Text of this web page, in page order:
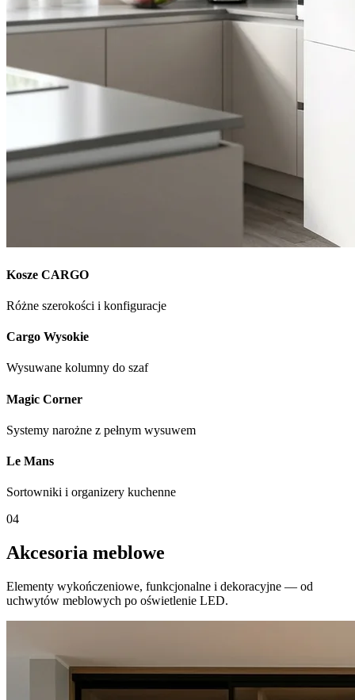
Kosze CARGO
Różne szerokości i konfiguracje
Cargo Wysokie
Wysuwane kolumny do szaf
Magic Corner
Systemy narożne z pełnym wysuwem
Le Mans
Sortowniki i organizery kuchenne
04
Akcesoria meblowe
Elementy wykończeniowe, funkcjonalne i dekoracyjne — od
uchwytów meblowych po oświetlenie LED.